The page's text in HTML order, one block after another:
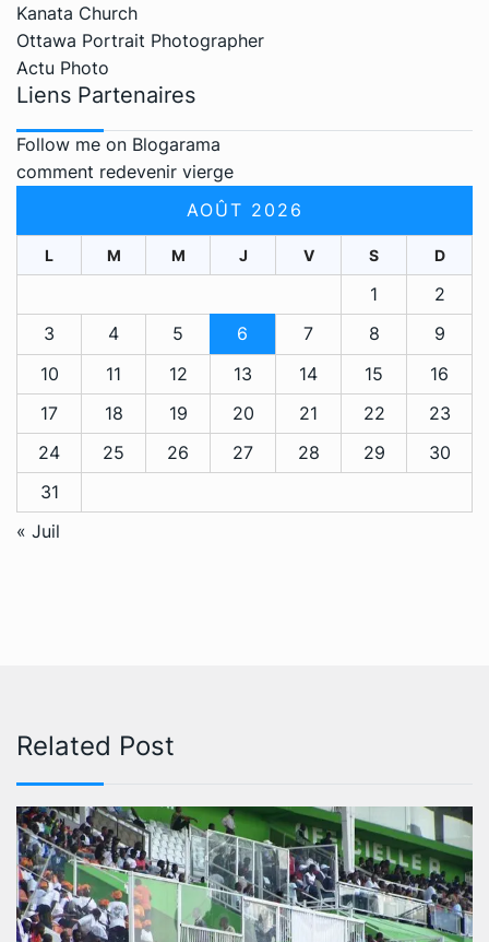
Kanata Church
Ottawa Portrait Photographer
Actu Photo
Liens Partenaires
Follow me on Blogarama
comment redevenir vierge
AOÛT 2026
L M M J V S D
1
2
3
4 5 6 7 8
9
10
11 12 13 14 15
16
17
18 19 20 21 22
23
24
25 26 27 28 29
30
31
« Juil
Related Post